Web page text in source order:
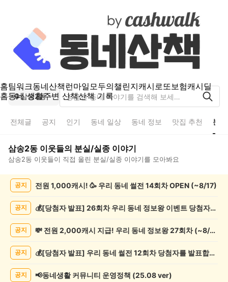
홈팀워크동네산책런마일모두의챌린지캐시로또보험캐시딜
홈동네 생활주변 산책산책 기록
삼송2동
전체글 공지 인기 동네 일상 동네 정보 맛집 추천 분
삼송2동 이웃들의 분실/실종 이야기
삼송2동 이웃들이 직접 올린 분실/실종 이야기를 모아봐요
실/
공지 전원 1,000캐시! 🥳 우리 동네 썰전 14회차 OPEN (~8/17)
공지 💰[당첨자 발표] 26회차 우리 동네 정보왕 이벤트 당첨자를 발표합니다!
공지 💸 전원 2,000캐시 지급! 우리 동네 정보왕 27회차 (~8/10)
공지 💰[당첨자 발표] 우리 동네 썰전 12회차 당첨자를 발표합니다!
공지 📢동네생활 커뮤니티 운영정책 (25.08 ver)